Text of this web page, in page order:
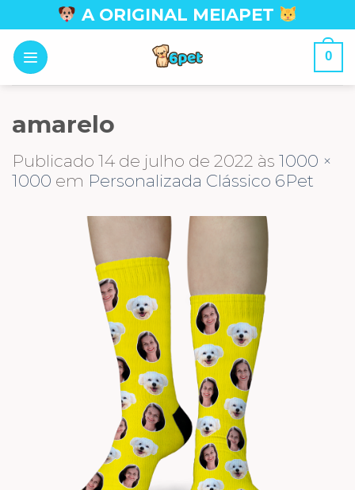
to
content
A ORIGINAL MEIAPET
0
amarelo
Publicado 14 de julho de 2022 às 1000 ×
1000 em Personalizada Clássico 6Pet